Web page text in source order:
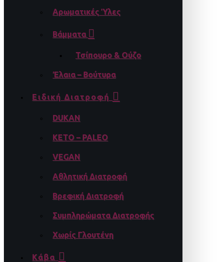
Αρωματικές Ύλες
Βάμματα
Τσίπουρο & Ούζο
Έλαια – Βούτυρα
Ειδική Διατροφή
DUKAN
KETO – PALEO
VEGAN
Αθλητική Διατροφή
Βρεφική Διατροφή
Συμπληρώματα Διατροφής
Χωρίς Γλουτένη
Κάβα